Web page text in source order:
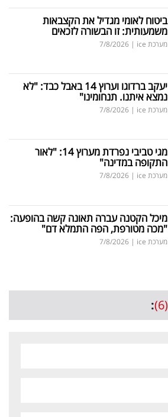
ביטוח לאומי מגדיל את הקצבאות
משמעותית: זו הבשורה לזכאים
מערכת ice |
7/8/2026
יעקב ברדוגו וערוץ 14 באבל כבד: "לא
נמצא איתנו. תנחומינו"
מערכת ice |
7/8/2026
מגי טביבי נפרדת מערוץ 14: "לאור
התקופה במדינה"
מערכת ice |
7/8/2026
מיכל הקטנה עברה תאונה קשה בהופעה:
"מכה מטורפת, הפה התמלא דם"
מערכת ice |
7/8/2026
(6)
: